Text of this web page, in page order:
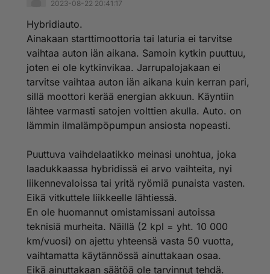
2023-08-22 20:41:17
Hybridiauto.
Ainakaan starttimoottoria tai laturia ei tarvitse
vaihtaa auton iän aikana. Samoin kytkin puuttuu,
joten ei ole kytkinvikaa. Jarrupalojakaan ei
tarvitse vaihtaa auton iän aikana kuin kerran pari,
sillä moottori kerää energian akkuun. Käyntiin
lähtee varmasti satojen volttien akulla. Auto. on
lämmin ilmalämpöpumpun ansiosta nopeasti.
Puuttuva vaihdelaatikko meinasi unohtua, joka
laadukkaassa hybridissä ei arvo vaihteita, nyi
liikennevaloissa tai yritä ryömiä punaista vasten.
Eikä vitkuttele liikkeelle lähtiessä.
En ole huomannut omistamissani autoissa
teknisiä murheita. Näillä (2 kpl = yht. 10 000
km/vuosi) on ajettu yhteensä vasta 50 vuotta,
vaihtamatta käytännössä ainuttakaan osaa.
Eikä ainuttakaan säätöä ole tarvinnut tehdä.